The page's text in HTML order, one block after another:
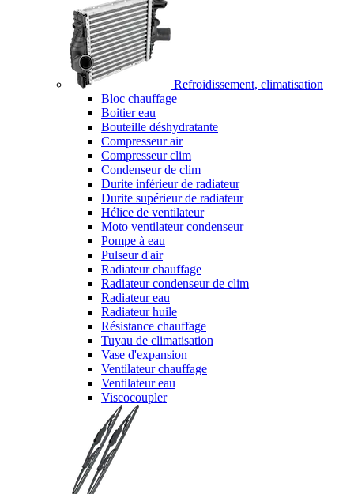
Refroidissement, climatisation
Bloc chauffage
Boitier eau
Bouteille déshydratante
Compresseur air
Compresseur clim
Condenseur de clim
Durite inférieur de radiateur
Durite supérieur de radiateur
Hélice de ventilateur
Moto ventilateur condenseur
Pompe à eau
Pulseur d'air
Radiateur chauffage
Radiateur condenseur de clim
Radiateur eau
Radiateur huile
Résistance chauffage
Tuyau de climatisation
Vase d'expansion
Ventilateur chauffage
Ventilateur eau
Viscocoupler